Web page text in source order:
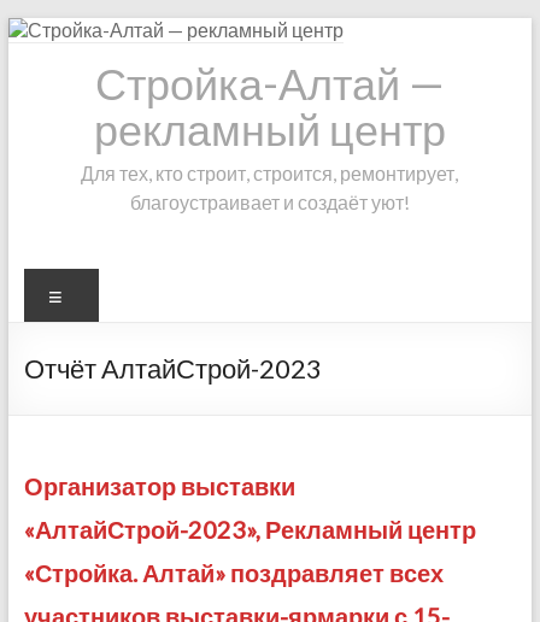
Skip
Стройка-Алтай —
рекламный центр
Для тех, кто строит, строится, ремонтирует,
благоустраивает и создаёт уют!
Отчёт АлтайСтрой-2023
Организатор выставки
«АлтайСтрой-2023», Рекламный центр
«Стройка. Алтай» поздравляет всех
участников выставки-ярмарки с 15-